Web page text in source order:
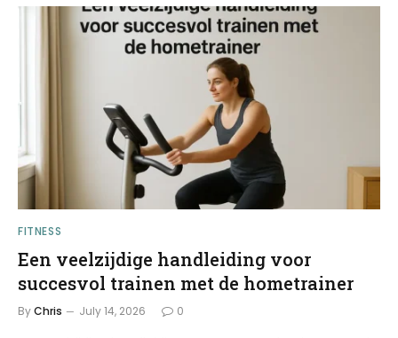
FITNESS
Een veelzijdige handleiding voor
succesvol trainen met de hometrainer
ByChris July 14, 2026 0